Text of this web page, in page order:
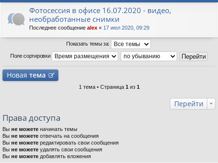
Фотосессия в офисе 16.07.2020 - видео,
необработанные снимки
Последнее сообщение alex « 17 июл 2020, 09:29
Показать темы за:
Поле сортировки
Новая тема
1 тема • Страница 1 из 1
Перейти
Права доступа
Вы не можете начинать темы
Вы не можете отвечать на сообщения
Вы не можете редактировать свои сообщения
Вы не можете удалять свои сообщения
Вы не можете добавлять вложения